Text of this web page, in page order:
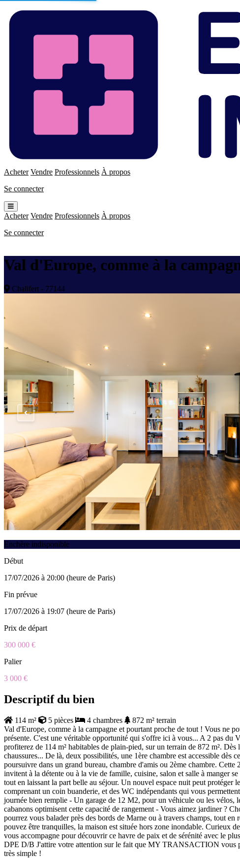
Immo
Acheter Vendre Professionnels À propos
Se connecter
Ouvrir
le
menu
Acheter Vendre Professionnels À propos
Se connecter
Val d'Europe, comme à la
Chalifert - 77144
Enchère indisponible
Début
17/07/2026 à 20:00 (heure de Paris)
Fin prévue
17/07/2026 à 19:07 (heure de Paris)
Prix de départ
300 000 €
Palier
3 000 €
Descriptif du bien
114 m² 5 pièces 4 chambres
872 m² terrain
Val d'Europe, comme à la campagne et pourtant proche de tout ! Vous ne
présente. C'est une véritable opportunité qui s'offre ici à vous... A 2 pas du
profiterez de 114 m² habitables de plain-pied, sur un terrain de 872 m².
chaussures... De là, deux possibilités, une 1ère chambre est accessible
poursuivre dans un grand bureau, chambre d'amis ou 2ème chambre.
invitent à la détente ou à la vie de famille, cuisine, salon et salle à manger
tout en laissant la part belle au séjour. Un nouvel espace nuit peut protéger
comprenant un coin buanderie, et des WC indépendants qui vous
journée bien remplie - Un garage de 12 M2, pour un véhicule ou les vélos,
cabanons optimisent cette capacité de rangement - Vous aimez jardiner ?
pourrez vous balader près des bords de Marne ou à travers champs, tout
pouvez être tranquilles, la maison est située hors zone inondable. Curieux
vous accompagne pour découvrir ce havre de paix et de sérénité avec le
DPE D/B J'attire votre attention sur le fait que MY TRANSACTION vous
très simple !